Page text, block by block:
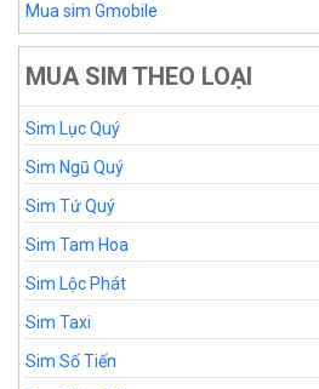
Mua sim Gmobile
MUA SIM THEO LOẠI
Sim Lục Quý
Sim Ngũ Quý
Sim Tứ Quý
Sim Tam Hoa
Sim Lộc Phát
Sim Taxi
Sim Số Tiến